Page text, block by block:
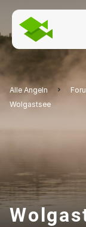
Alle Angeln
Wolgastsee